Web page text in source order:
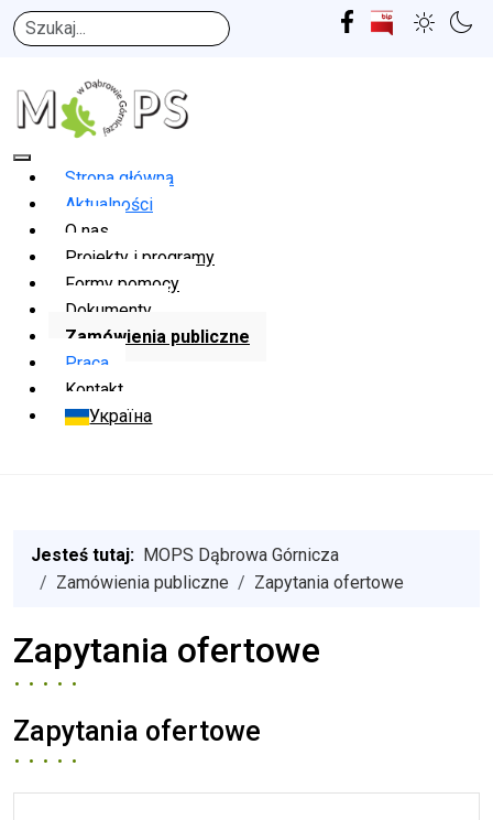
Szukaj
Strona główna
Aktualności
O nas
Projekty i programy
Formy pomocy
Dokumenty
Zamówienia publiczne
Praca
Kontakt
Україна
Jesteś tutaj: MOPS Dąbrowa Górnicza
Zamówienia publiczne
Zapytania ofertowe
Zapytania ofertowe
Zapytania ofertowe